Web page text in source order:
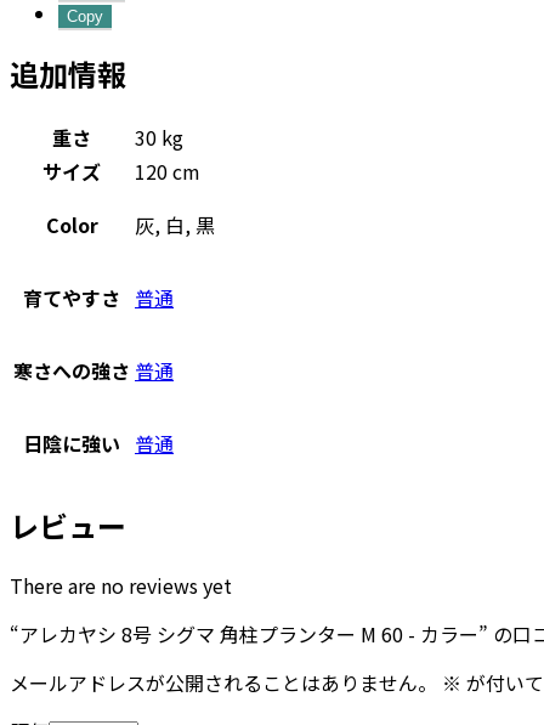
Copy
追加情報
重さ
30 kg
サイズ
120 cm
Color
灰, 白, 黒
育てやすさ 普通
寒さへの強さ 普通
日陰に強い 普通
レビュー
There are no reviews yet
“アレカヤシ 8号 シグマ 角柱プランター M 60 - カラー” の口
メールアドレスが公開されることはありません。
※ が付い